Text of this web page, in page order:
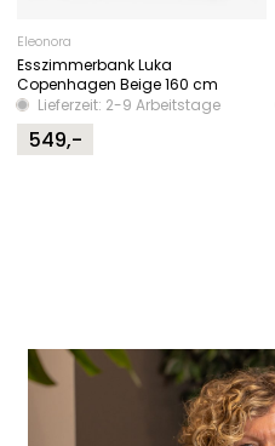
Eleonora
Esszimmerbank Luka
Copenhagen Beige 160 cm
Lieferzeit: 2-9 Arbeitstage
549,-